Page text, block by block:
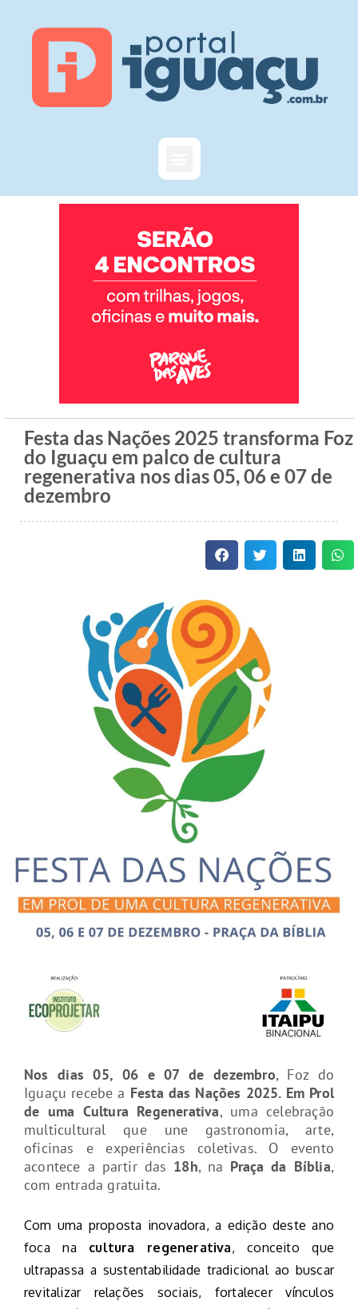
Festa das Nações 2025 transforma Foz
do Iguaçu em palco de cultura
regenerativa nos dias 05, 06 e 07 de
dezembro
Nos dias 05, 06 e 07 de dezembro, Foz do
Iguaçu recebe a Festa das Nações 2025. Em Prol
de uma Cultura Regenerativa, uma celebração
multicultural que une gastronomia, arte,
oficinas e experiências coletivas. O evento
acontece a partir das 18h, na Praça da Bíblia,
com entrada gratuita.
Com uma proposta inovadora, a edição deste ano
foca na cultura regenerativa, conceito que
ultrapassa a sustentabilidade tradicional ao buscar
revitalizar relações sociais, fortalecer vínculos